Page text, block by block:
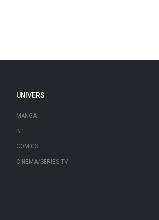
UNIVERS
MANGA
BD
COMICS
CINÉMA/SÉRIES TV